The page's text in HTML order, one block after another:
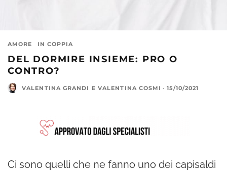
AMORE IN COPPIA
DEL DORMIRE INSIEME: PRO O
CONTRO?
VALENTINA GRANDI E VALENTINA COSMI · 15/10/2021
Ci sono quelli che ne fanno uno dei capisaldi